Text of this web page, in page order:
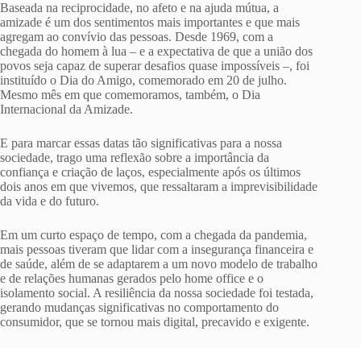
Baseada na reciprocidade, no afeto e na ajuda mútua, a
amizade é um dos sentimentos mais importantes e que mais
agregam ao convívio das pessoas. Desde 1969, com a
chegada do homem à lua – e a expectativa de que a união dos
povos seja capaz de superar desafios quase impossíveis –, foi
instituído o Dia do Amigo, comemorado em 20 de julho.
Mesmo mês em que comemoramos, também, o Dia
Internacional da Amizade.
E para marcar essas datas tão significativas para a nossa
sociedade, trago uma reflexão sobre a importância da
confiança e criação de laços, especialmente após os últimos
dois anos em que vivemos, que ressaltaram a imprevisibilidade
da vida e do futuro.
Em um curto espaço de tempo, com a chegada da pandemia,
mais pessoas tiveram que lidar com a insegurança financeira e
de saúde, além de se adaptarem a um novo modelo de trabalho
e de relações humanas gerados pelo home office e o
isolamento social. A resiliência da nossa sociedade foi testada,
gerando mudanças significativas no comportamento do
consumidor, que se tornou mais digital, precavido e exigente.